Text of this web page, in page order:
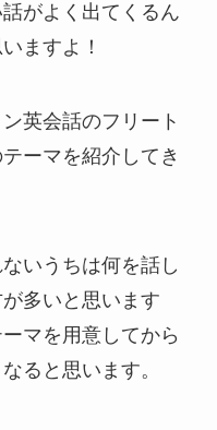
がよく出てくるん
ますよ！
英会話のフリート
ーマを紹介してき
いうちは何を話し
多いと思います
マを用意してから
ると思います。